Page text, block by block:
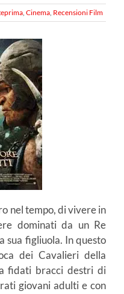
, Cinema, Recensioni Film
nel tempo, di vivere in
dominati da un Re
sua figliuola. In questo
dei Cavalieri della
fidati bracci destri di
giovani adulti e con